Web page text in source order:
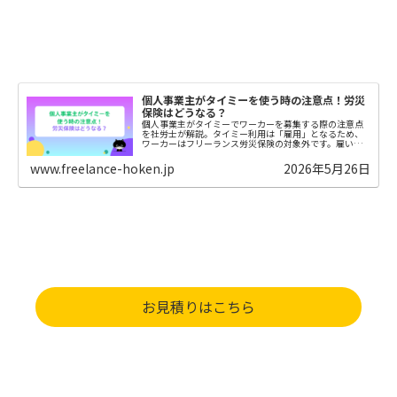
個人事業主がタイミーを使う時の注意点！労災
保険はどうなる？
個人事業主がタイミーでワーカーを募集する際の注意点
を社労士が解説。タイミー利用は「雇用」となるため、
ワーカーはフリーランス労災保険の対象外です。雇い主
めました。
www.freelance-hoken.jp 2026年5月26日
お見積りはこちら